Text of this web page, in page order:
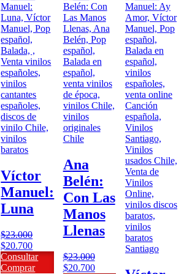
Víctor
Manuel:
Luna
$23.000
El
precio
original
$20.700El
precio
actual
Consultar
Comprar
Ana
Belén:
Con Las
Manos
Llenas
$23.000
El
$20.700El